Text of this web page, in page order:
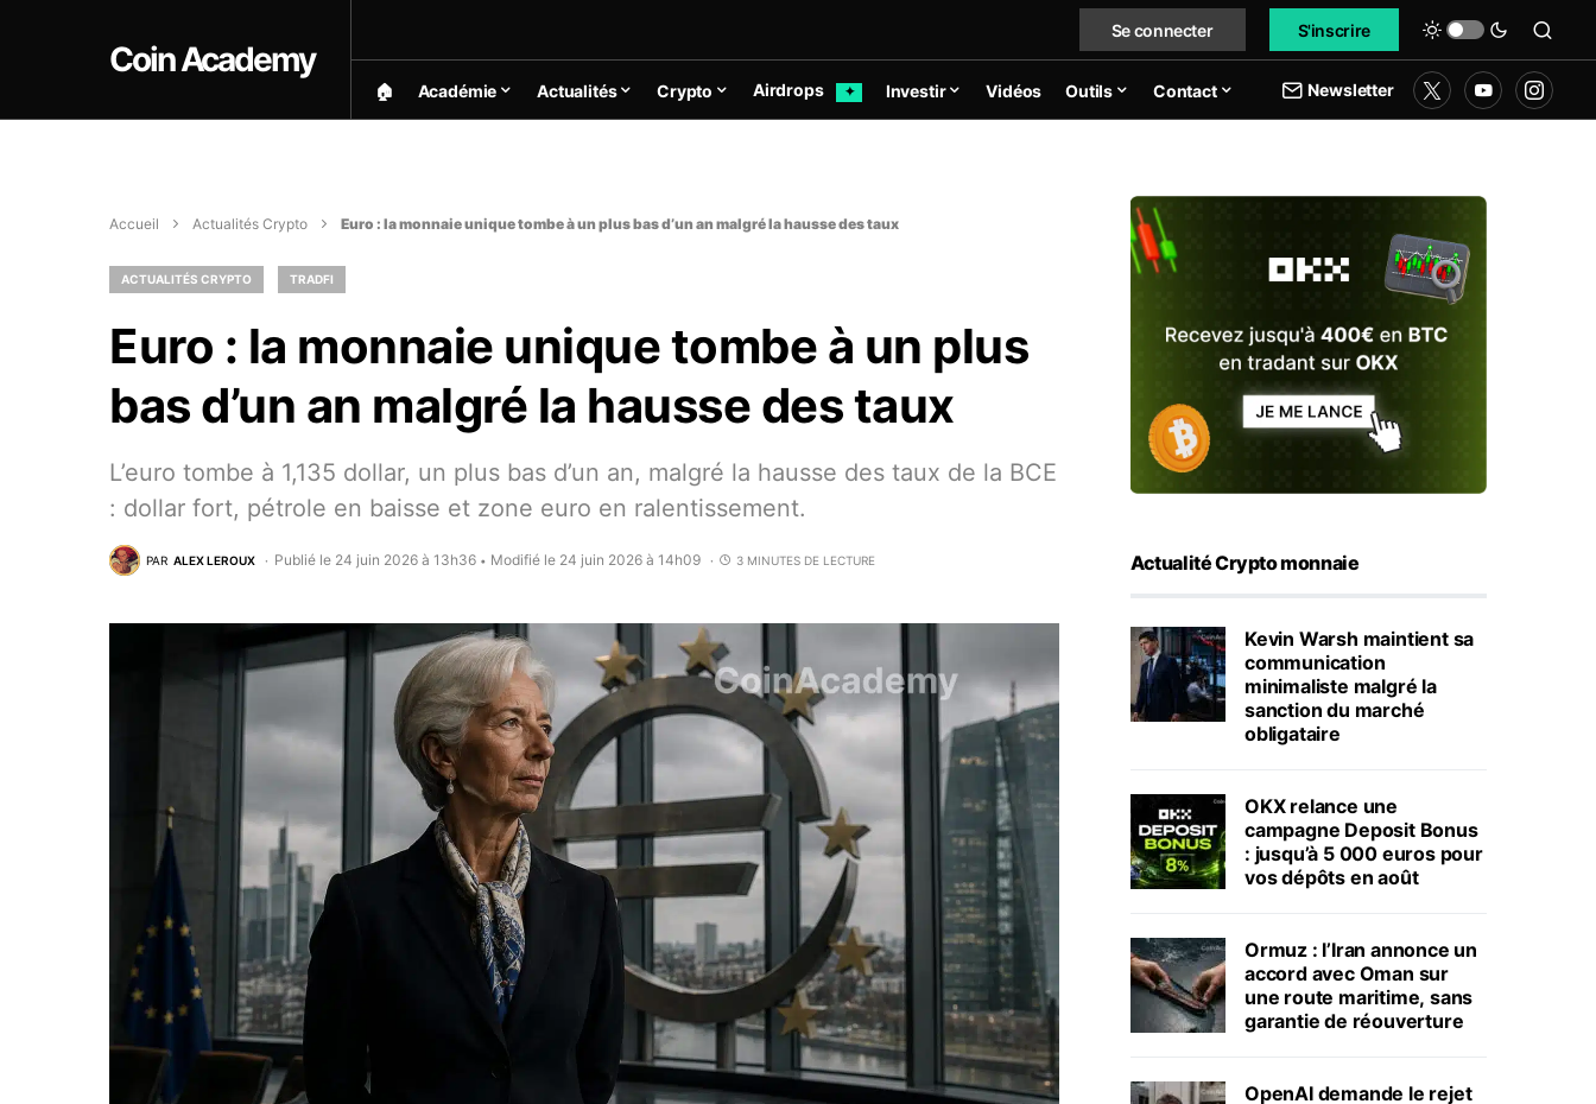
Coin Academy
Se connecter S'inscrire
🏠︎ Académie Actualités Crypto Airdrops ✦ Investir Vidéos Outils Contact Newsletter
Accueil Actualités Crypto Euro : la monnaie unique tombe à un plus bas d’un an malgré la hausse des taux
ACTUALITÉS CRYPTO TRADFI
Euro : la monnaie unique tombe à un plus
bas d’un an malgré la hausse des taux
L’euro tombe à 1,135 dollar, un plus bas d’un an, malgré la hausse des taux de la BCE
: dollar fort, pétrole en baisse et zone euro en ralentissement.
PAR ALEX LEROUX Publié le 24 juin 2026 à 13h36 • Modifié le 24 juin 2026 à 14h09 3 MINUTES DE LECTURE Actualité Crypto monnaie
Kevin Warsh maintient sa
communication
minimaliste malgré la
sanction du marché
obligataire
OKX relance une
campagne Deposit Bonus
: jusqu’à 5 000 euros pour
vos dépôts en août
Ormuz : l’Iran annonce un
accord avec Oman sur
une route maritime, sans
garantie de réouverture
OpenAI demande le rejet